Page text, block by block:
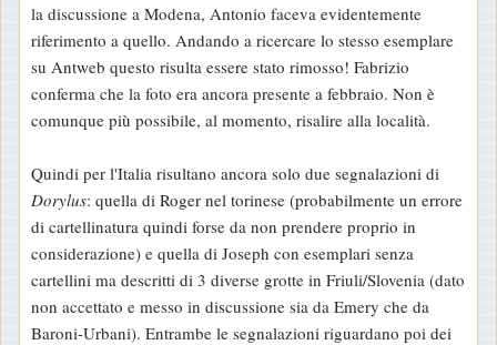
la discussione a Modena, Antonio faceva evidentemente
riferimento a quello. Andando a ricercare lo stesso esemplare
su Antweb questo risulta essere stato rimosso! Fabrizio
conferma che la foto era ancora presente a febbraio. Non è
comunque più possibile, al momento, risalire alla località.
Quindi per l'Italia risultano ancora solo due segnalazioni di
Dorylus: quella di Roger nel torinese (probabilmente un errore
di cartellinatura quindi forse da non prendere proprio in
considerazione) e quella di Joseph con esemplari senza
cartellini ma descritti di 3 diverse grotte in Friuli/Slovenia (dato
non accettato e messo in discussione sia da Emery che da
Baroni-Urbani). Entrambe le segnalazioni riguardano poi dei